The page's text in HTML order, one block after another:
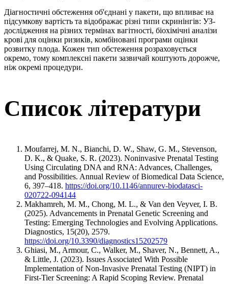
Діагностичні обстеження об'єднані у пакети, що впливає на
підсумкову вартість та відображає різні типи скринінгів: УЗ-
дослідження на різних термінах вагітності, біохімічні аналізи
крові для оцінки ризиків, комбіновані програми оцінки
розвитку плода. Кожен тип обстеження розраховується
окремо, тому комплексні пакети зазвичай коштують дорожче,
ніж окремі процедури.
Список літератури
Moufarrej, M. N., Bianchi, D. W., Shaw, G. M., Stevenson,
D. K., & Quake, S. R. (2023). Noninvasive Prenatal Testing
Using Circulating DNA and RNA: Advances, Challenges,
and Possibilities. Annual Review of Biomedical Data Science,
6, 397–418. https://doi.org/10.1146/annurev-biodatasci-
020722-094144
Makhamreh, M. M., Chong, M. L., & Van den Veyver, I. B.
(2025). Advancements in Prenatal Genetic Screening and
Testing: Emerging Technologies and Evolving Applications.
Diagnostics, 15(20), 2579.
https://doi.org/10.3390/diagnostics15202579
Ghiasi, M., Armour, C., Walker, M., Shaver, N., Bennett, A.,
& Little, J. (2023). Issues Associated With Possible
Implementation of Non-Invasive Prenatal Testing (NIPT) in
First-Tier Screening: A Rapid Scoping Review. Prenatal